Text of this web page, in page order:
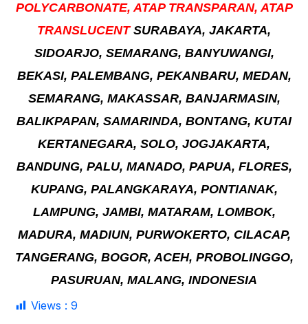
POLYCARBONATE, ATAP TRANSPARAN, ATAP
TRANSLUCENTSURABAYA, JAKARTA,
SIDOARJO, SEMARANG, BANYUWANGI,
BEKASI, PALEMBANG, PEKANBARU, MEDAN,
SEMARANG, MAKASSAR, BANJARMASIN,
BALIKPAPAN, SAMARINDA, BONTANG, KUTAI
KERTANEGARA, SOLO, JOGJAKARTA,
BANDUNG, PALU, MANADO, PAPUA, FLORES,
KUPANG, PALANGKARAYA, PONTIANAK,
LAMPUNG, JAMBI, MATARAM, LOMBOK,
MADURA, MADIUN, PURWOKERTO, CILACAP,
TANGERANG, BOGOR, ACEH, PROBOLINGGO,
PASURUAN, MALANG, INDONESIA
Views : 9